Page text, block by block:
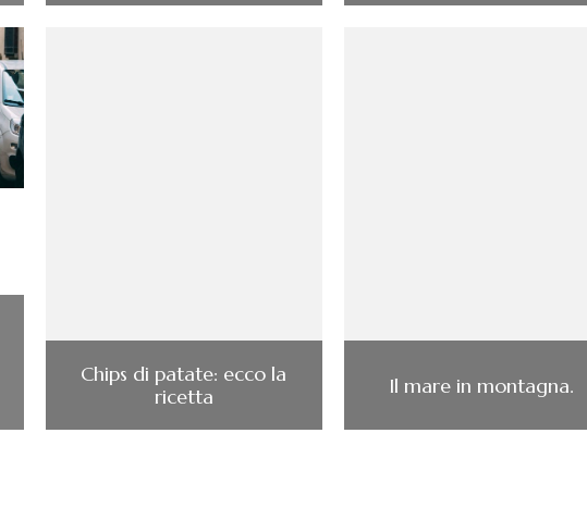
Chips di patate: ecco la
ricetta
Il mare in montagna.